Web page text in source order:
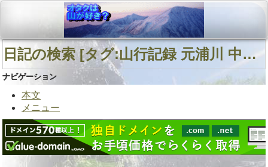
日記の検索 [タグ:山行記録 元浦川 中ノ岳北西面直登沢 南日高] 01～01(01件中)
ナビゲーション
本文
メニュー